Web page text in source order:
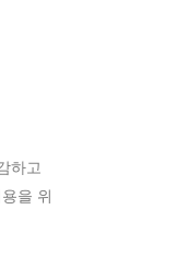
하고
을 위